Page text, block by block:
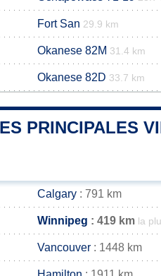
Fort San 29.9 km
Okanese 82M 31.4 km
Okanese 82D 33.7 km
PRINCIPALES
Calgary : 791 km
Winnipeg : 419 km la
Vancouver : 1448 km